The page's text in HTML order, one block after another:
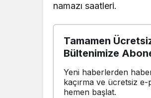
namazı saatleri.
Tamamen
Bültenimize
Yeni haberlerden
kaçırma ve ücretsiz
hemen başlat.